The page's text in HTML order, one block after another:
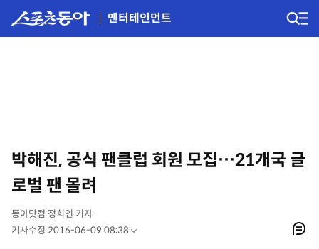
엔터테인먼트
박해진, 공식 팬클럽 회원 모집…21개국 글
로벌 팬 몰려
동아닷컴 정희연 기자
기사수정 2016-06-09 08:38